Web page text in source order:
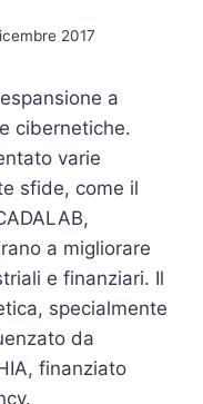
2017
a
cibernetiche.
varie
sfide, come il
a migliorare
e finanziari. Il
specialmente
da
finanziato